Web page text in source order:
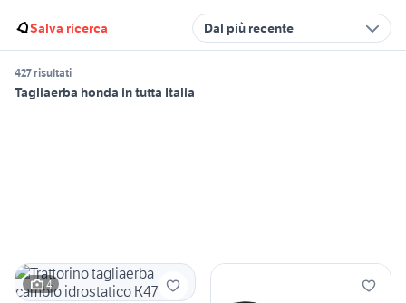
Salva ricerca Dal più recente
427 risultati
Tagliaerba honda in tutta Italia
4